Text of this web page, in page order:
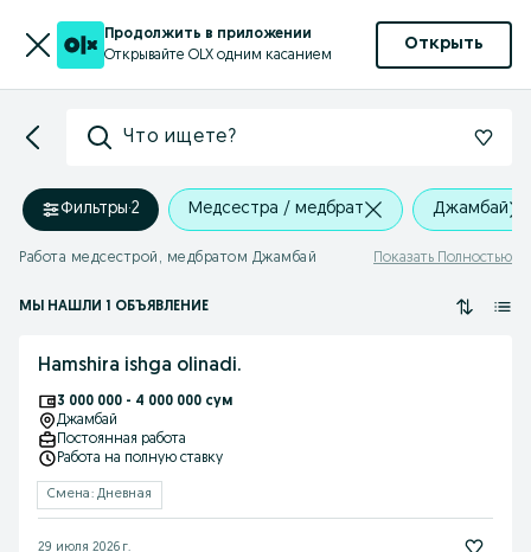
Продолжить в приложении
Открывайте OLX одним касанием
Открыть
Что ищете?
Фильтры·2 Медсестра / медбрат Джамбай
Работа медсестрой, медбратом Джамбай Показать Полностью
МЫ НАШЛИ 1 ОБЪЯВЛЕНИЕ
Hamshira ishga olinadi.
3 000 000 - 4 000 000 сум
Джамбай
Постоянная работа
Работа на полную ставку
Смена: Дневная
29 июля 2026 г.